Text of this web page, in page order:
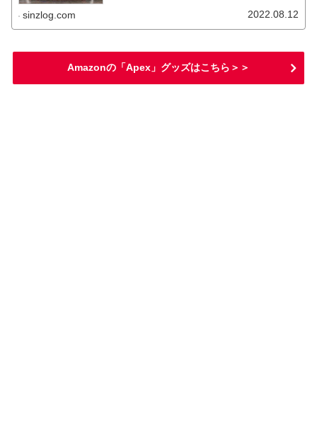
sinzlog.com 2022.08.12
Amazonの「Apex」グッズはこちら＞＞